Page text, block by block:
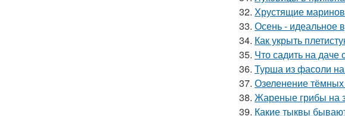
32. Хрустящие
33. Осень - идеальное
34. Как укрыть
35. Что садить на даче
36. Турша из фасоли
37. Озеленение тёмных
38. Жареные грибы на
39. Какие тыквы